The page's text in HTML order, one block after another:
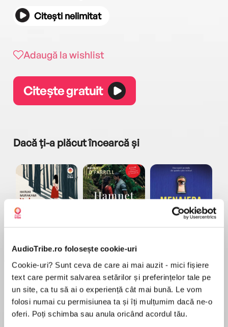
AudioTribe.ro folosește cookie-uri
Cookie-uri? Sunt ceva de care ai mai auzit - mici fișiere
text care permit salvarea setărilor și preferințelor tale pe
un site, ca tu să ai o experiență cât mai bună. Le vom
folosi numai cu permisiunea ta și îți mulțumim dacă ne-o
oferi. Poți schimba sau anula oricând acordul tău.
Citești nelimitat
Adaugă la wishlist
Citește gratuit
Dacă ți-a plăcut încearcă și